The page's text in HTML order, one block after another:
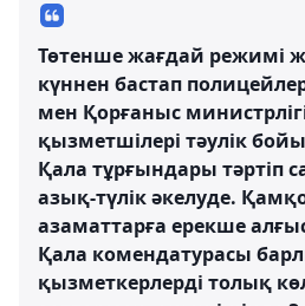
Төтенше жағдай режимі
күннен бастап
мен Қорғаныс
қызметшілері тәулік
Қала тұрғындары тәртіп
азық-түлік әкелуде.
азаматтарға ерекше
Қала комендатурасы
қызметкерлерді толық